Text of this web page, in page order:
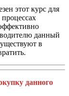
этот курс для
данный
в
данного